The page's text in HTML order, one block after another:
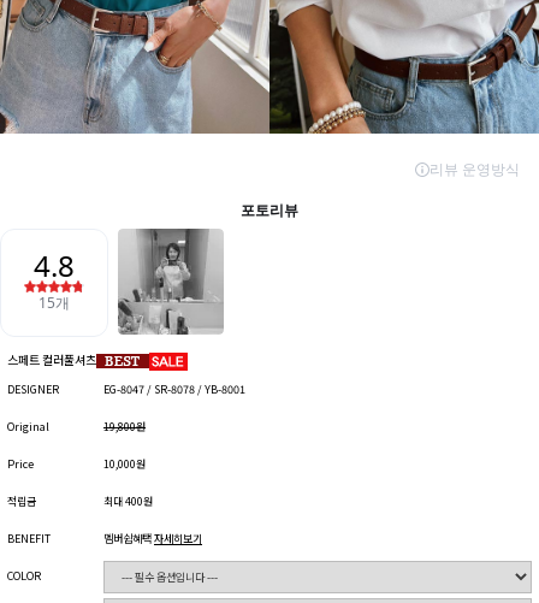
스페트 컬러풀셔츠
DESIGNER EG-8047 / SR-8078 / YB-8001
Original 19,800원
Price 10,000원
적립금 최대 400원
BENEFIT 멤버쉽혜택자세히보기
COLOR